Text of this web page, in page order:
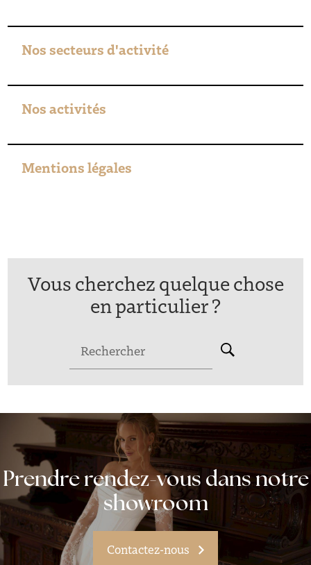
Nos secteurs d'activité
Nos activités
Mentions légales
Vous cherchez quelque chose
en particulier ?
Rechercher
Prendre rendez-vous dans notre
showroom
Contactez-nous